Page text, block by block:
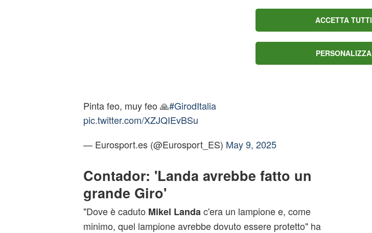
Caída durísima de Mikel Landa cuando tan solo quedaban 5
Pinta feo, muy feo 🙏#GirodItalia
pic.twitter.com/XZJQIEvBSu
— Eurosport.es (@Eurosport_ES) May 9, 2025
Contador: 'Landa avrebbe fatto un
grande Giro'
"Dove è caduto Mikel Landa c'era un lampione e, come
minimo, quel lampione avrebbe dovuto essere protetto" ha
ACCETTA TUTTI
PERSONALIZZA